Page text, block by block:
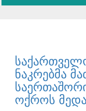
ნაკრებმა
ოქროს